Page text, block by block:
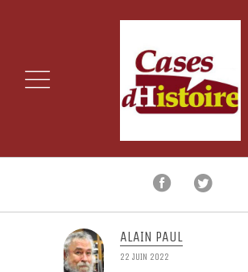
ALAIN PAUL
22 JUIN 2022